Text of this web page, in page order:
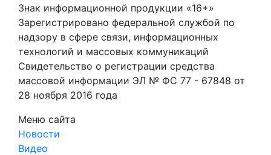
Знак информационной продукции «16+»
Зарегистрировано федеральной службой по
надзору в сфере связи, информационных
технологий и массовых коммуникаций
Свидетельство о регистрации средства
массовой информации ЭЛ № ФС 77 - 67848 от
28 ноября 2016 года
Меню сайта
Новости
Видео